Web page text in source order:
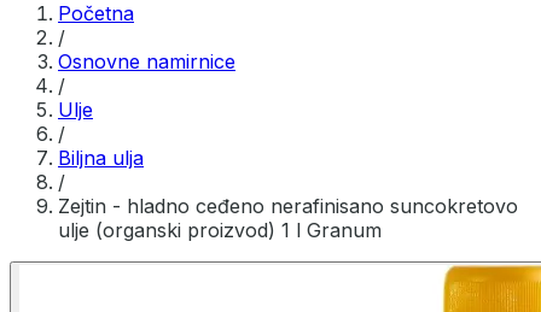
Početna
/
Osnovne namirnice
/
Ulje
/
Biljna ulja
/
Zejtin - hladno ceđeno nerafinisano suncokretovo
ulje (organski proizvod) 1 l Granum